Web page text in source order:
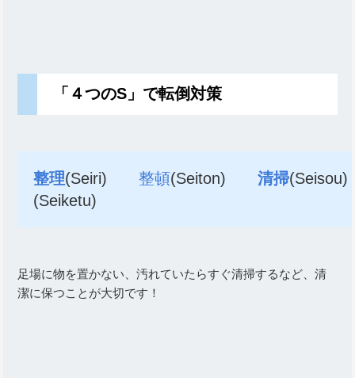
「４つのS」で転倒対策
整理(Seiri)整頓(Seiton)清掃
(Seiketu)
足場に物を置かない、汚れていたらすぐ清掃するなど、清
潔に保つことが大切です！